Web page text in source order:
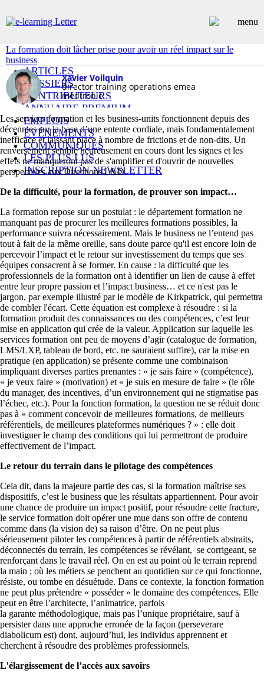
ARTICLES
DOSSIERS
CONTRIBUTEURS
ANNUAIRE PREMIUM
EMPLOIS
ÉVÉNEMENTS
COMMUNIQUÉS
LES PLUS LUS
INSCRIPTION NEWSLETTER
La formation doit lâcher prise pour avoir un réel impact sur le
business
Xavier Voilquin
director training operations emea
medtronic
Les services formation et les business-units fonctionnent depuis des
décennies sur la base d’une entente cordiale, mais fondamentalement
inefficace et laissant place à nombre de frictions et de non-dits. Un
renversement semble heureusement en cours dont les signes et les
effets ne manqueront pas de s'amplifier et d'ouvrir de nouvelles
perspectives aux Directions L&D.
De la difficulté, pour la formation, de prouver son impact
La formation repose sur un postulat : le département formation ne
manquant pas de procurer les meilleures formations possibles, la
performance suivra nécessairement. Mais le business ne l’entend pas
tout à fait de la même oreille, sans doute parce qu'il est encore loin de
percevoir l’impact et le retour sur investissement du temps que ses
équipes consacrent à se former. En cause : la difficulté que les
professionnels de la formation ont à identifier un lien de cause à effet
entre leur propre passion et l’impact business… et ce n'est pas le
jargon, par exemple illustré par le modèle de Kirkpatrick, qui permettra
de combler l'écart. Cette équation est complexe à résoudre : si la
formation produit des connaissances ou des compétences, c’est leur
mise en application qui crée de la valeur. Application sur laquelle les
services formation ont peu de moyens d’agir (catalogue de formation,
LMS/LXP, tableau de bord, etc. ne sauraient suffire), car la mise en
pratique (en application) se présente comme une combinaison
impliquant diverses parties prenantes : « je sais faire » (compétence),
« je veux faire » (motivation) et « je suis en mesure de faire » (le rôle
du manager, des incentives, d’un environnement qui ne stigmatise pas
l’échec, etc.). Pour la fonction formation, la question ne se réduit donc
pas à « comment concevoir de meilleures formations, de meilleurs
référentiels, de meilleures plateformes numériques ? » : elle doit
investiguer le champ des conditions qui lui permettront de produire
effectivement de l’impact.
Le retour du terrain dans le pilotage des compétences
Cela dit, dans la majeure partie des cas, si la formation maîtrise ses
dispositifs, c’est le business que les résultats appartiennent. Pour avoir
une chance de produire un impact positif, pour résoudre cette fracture,
le service formation doit opérer une mue dans son offre de contenu
comme dans (la vision de) sa raison d’être. On ne peut plus
sérieusement piloter les compétences à partir de référentiels abstraits,
déconnectés du terrain, les compétences se révélant, se corrigeant, se
renforçant dans le travail réel. On en est au point où le terrain reprend
la main ; où les métiers se penchent au quotidien sur ce qui fonctionne,
résiste, ou tombe en désuétude. Dans ce contexte, la fonction formation
ne peut plus prétendre « posséder » le domaine des compétences. Elle
peut en être l’architecte, l’animatrice, parfois
la garante méthodologique, mais pas l’unique propriétaire, sauf à
persister dans une approche erronée de la façon (perseverare
diabolicum est) dont, aujourd’hui, les individus apprennent et
cherchent à résoudre des problèmes professionnels.
L’élargissement de l’accès aux savoirs